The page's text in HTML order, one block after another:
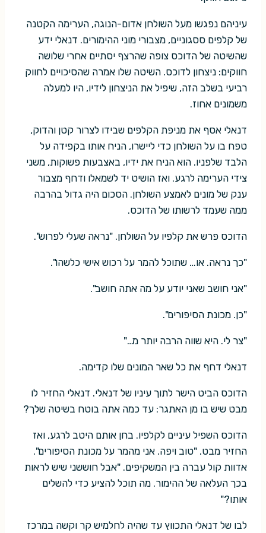
עיניהם נפגשו מעל השולחן אדום-הנוגה, הערימה הקטנה
של קלפים ססגוניים, מצבורי מוני ההימורים. דנאלי ידע
שהשיטה של הדוכס צופה שהרצף יסתיים אחרי שלושה
חווקים: ניצחון לדוכס. השיטה שלו אמרה שהסיכויים לחווק
רביעי בשלב הזה, שיפיל את הניצחון לידיו, היו למעלה
משמונים אחוז.
דנאלי אסף את מניפת הקלפים שבידו לצרור קטן והדוק,
טפח בו על השולחן כדי ליישרו, הניח אותו בקפידה על
הלבד שלפניו. הוא הניח את ידיו, באצבעות פשוקות, משני
צידי הערימה לרגע. ואז הושיט יד לשמאלו ודחף מצבור
ענק של מונים לאמצע השולחן. הסכום היה גדול בהרבה
ממה שעמד לרשותו של הדוכס.
הדוכס פרש את קלפיו על השולחן. "נראה שעלי לפרוש".
"כך נראה. או… שתוכל להמר על רכוש אישי כלשהו".
"אני חושב שאני יודע על מה אתה חושב".
"כן. מכונת הסיפורים".
"צר לי. היא שווה הרבה יותר מ…"
דנאלי דחף את כל שאר המונים שלו קדימה.
הדוכס הביט הישר לתוך עיניו של דנאלי. דנאלי החזיר לו
מבט שיש בו מן האתגר: עד כמה אתה בוטח בשיטה שלך?
הדוכס השפיל עיניים לקלפיו. בחן אותם היטב לרגע, ואז
החזיר מבט. "טוב ויפה. אני מהמר על מכונת הסיפורים".
אדוות קול עברה בין המשקיפים. "אבל חוששני שיש לראות
בכך העלאה של ההימור. מה תוכל להציע כדי להשלים
אותו?"
לבו של דנאלי התכווץ עד שהיה לחלמיש קר וקשה במרכז